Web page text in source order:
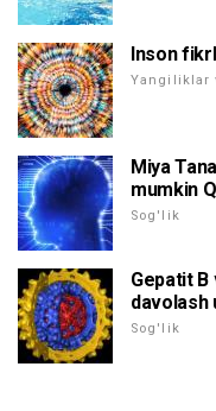
Inson
Yangiliklar
Miya
mumkin
Sog'lik
Gepatit B
davolash
Sog'lik